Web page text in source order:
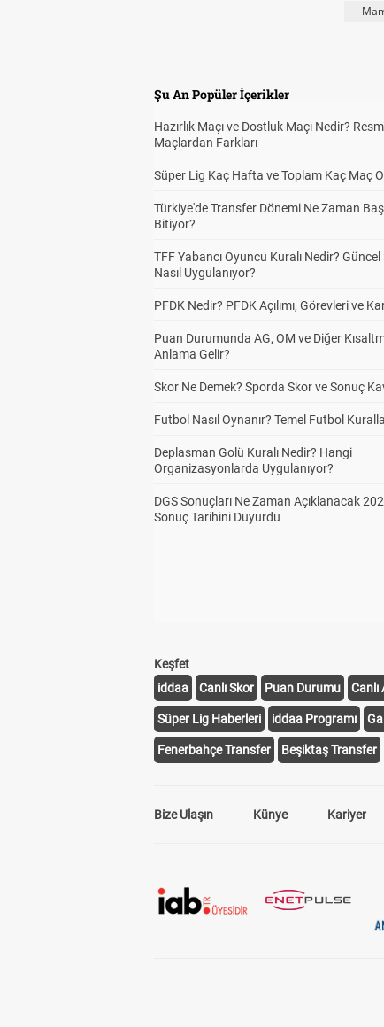
Şu An Popüler İçerikler
Hazırlık Maçı ve Dostluk Maçı Nedir?
Maçlardan Farkları
Süper Lig Kaç Hafta ve Toplam Kaç Maç
Türkiye'de Transfer Dönemi Ne Zaman
Bitiyor?
TFF Yabancı Oyuncu Kuralı Nedir?
Nasıl Uygulanıyor?
PFDK Nedir? PFDK Açılımı, Görevleri ve
Puan Durumunda AG, OM ve Diğer
Anlama Gelir?
Skor Ne Demek? Sporda Skor ve Sonuç
Futbol Nasıl Oynanır? Temel Futbol
Deplasman Golü Kuralı Nedir? Hangi
Organizasyonlarda Uygulanıyor?
DGS Sonuçları Ne Zaman Açıklanacak
Sonuç Tarihini Duyurdu
Keşfet
iddaa
Canlı Skor Puan Durumu Canlı
Süper Lig Haberleri iddaa Programı
Fenerbahçe Transfer Beşiktaş Transfer
Bize Ulaşın Künye Kariyer